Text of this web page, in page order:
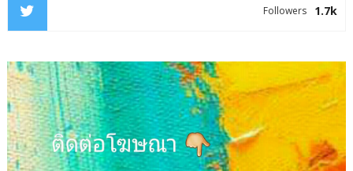
1.7k
Followers